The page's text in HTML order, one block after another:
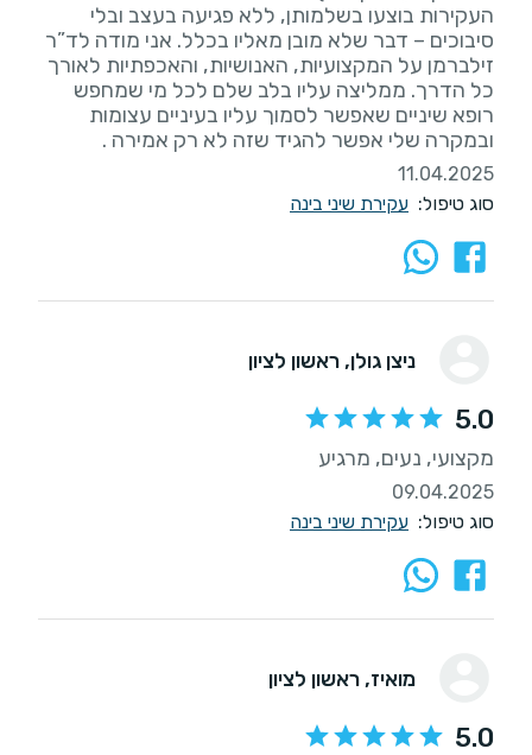
העקירות בוצעו בשלמותן, ללא פגיעה בעצב ובלי
סיבוכים – דבר שלא מובן מאליו בכלל. אני מודה לד”ר
זילברמן על המקצועיות, האנושיות, והאכפתיות לאורך
כל הדרך. ממליצה עליו בלב שלם לכל מי שמחפש
רופא שיניים שאפשר לסמוך עליו בעיניים עצומות
ובמקרה שלי אפשר להגיד שזה לא רק אמירה .
11.04.2025
סוג טיפול: עקירת שיני בינה
ניצן גולן, ראשון לציון
5.0
מקצועי, נעים, מרגיע
09.04.2025
סוג טיפול: עקירת שיני בינה
מואיז, ראשון לציון
5.0